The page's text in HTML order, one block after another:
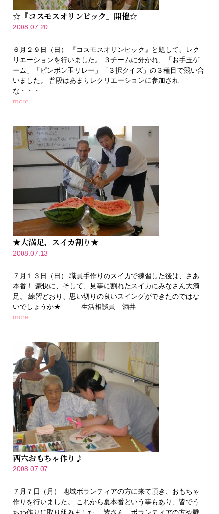
☆『コスモスオリンピック』開催☆
2008.07.20
６月２９日（日） 『コスモスオリンピック』と題して、レク
リエーションを行いました。 ３チームに分かれ、「お手玉ゲ
ーム」「ピンポン玉リレー」「３択クイズ」の３種目で競い合
いました。 普段はあまりレクリエーションに参加され
な・・・
more
★大満足、スイカ割り★
2008.07.13
７月１３日（日） 職員手作りのスイカで練習した後は、さあ
本番！ 豪快に、そして、見事に割れたスイカにみなさん大満
足。 練習どおり、思い切りの良いスイングができたのではな
いでしょうか★ 生活相談員 酒井
more
西六おもちゃ作り♪
2008.07.07
７月７日（月） 地域ボランティアの方に来て頂き、おもちゃ
作りを行いました。 これから夏本番という事もあり、皆でう
ちわ作りに取り組みました。 皆さん、ボランティアの方や職